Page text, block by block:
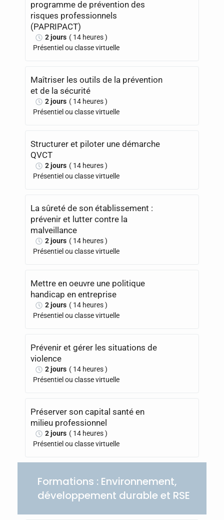
programme de prévention des
risques professionnels
(PAPRIPACT)
2 jours ( 14 heures )
Présentiel ou classe virtuelle
Maîtriser les outils de la prévention
et de la sécurité
2 jours ( 14 heures )
Présentiel ou classe virtuelle
Structurer et piloter une démarche
QVCT
2 jours ( 14 heures )
Présentiel ou classe virtuelle
La sûreté de son établissement :
prévenir et lutter contre la
malveillance
2 jours ( 14 heures )
Présentiel ou classe virtuelle
Mettre en oeuvre une politique
handicap en entreprise
2 jours ( 14 heures )
Présentiel ou classe virtuelle
Prévenir et gérer les situations de
violence
2 jours ( 14 heures )
Présentiel ou classe virtuelle
Préserver son capital santé en
milieu professionnel
2 jours ( 14 heures )
Présentiel ou classe virtuelle
Formations : Environnement,
développement durable et RSE